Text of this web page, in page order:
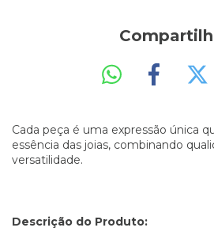
Cada peça é uma expressão única
essência das joias, combinando
versatilidade.
Descrição do Produto: